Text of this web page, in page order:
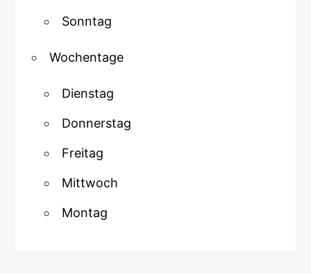
Sonntag
Wochentage
Dienstag
Donnerstag
Freitag
Mittwoch
Montag